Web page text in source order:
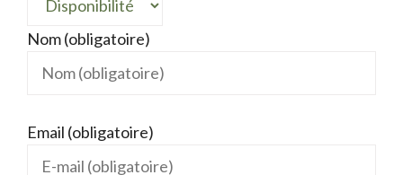
Nom (obligatoire)
Email (obligatoire)